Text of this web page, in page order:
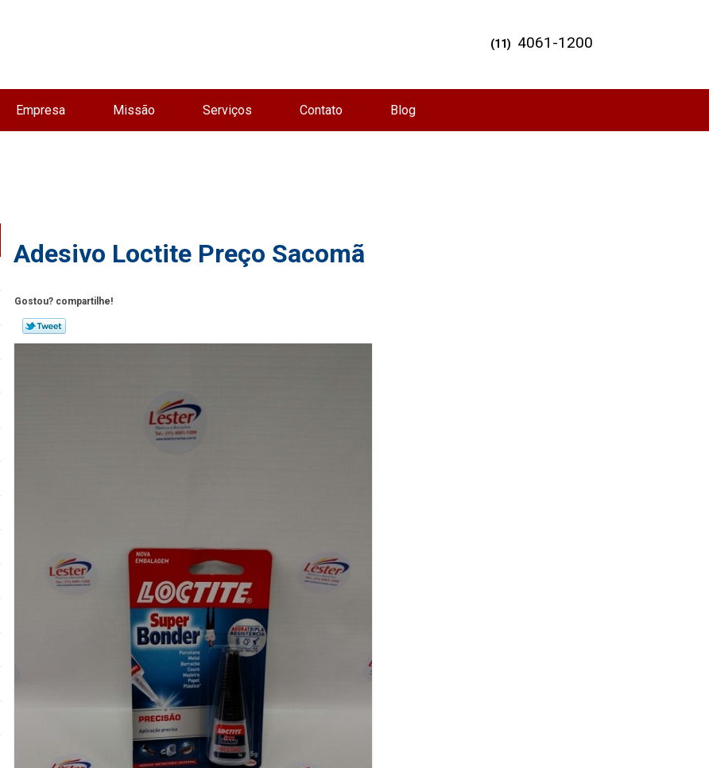
Empresa Missão Serviços Contato Blog
(11) 4061-1200
Adesivo Loctite Preço Sacomã
Gostou? compartilhe!